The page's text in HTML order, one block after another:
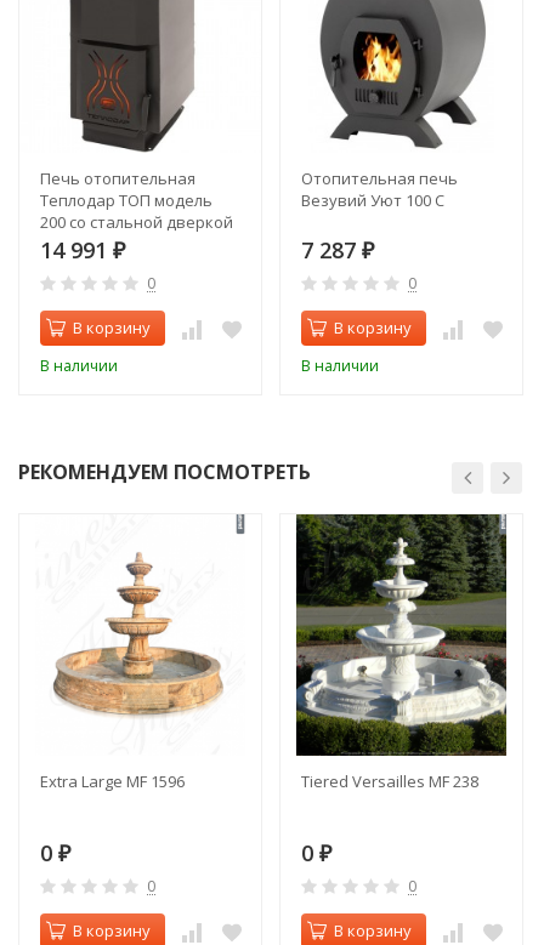
Печь отопительная
Теплодар ТОП модель
200 со стальной дверкой
14 991 ₽
0
В корзину
В наличии
Отопительная печь
Везувий Уют 100 С
7 287 ₽
0
В корзину
В наличии
РЕКОМЕНДУЕМ ПОСМОТРЕТЬ
Extra Large MF 1596
0 ₽
0
В корзину
Tiered Versailles MF 238
0 ₽
0
В корзину